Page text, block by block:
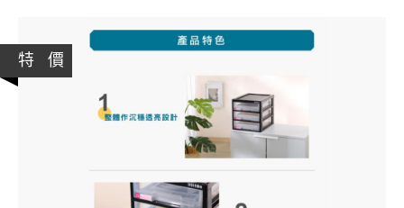
特 價